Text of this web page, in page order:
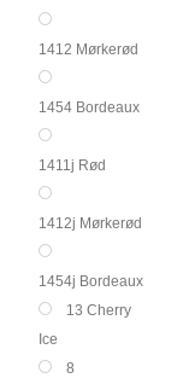
1412 Mørkerød
1454 Bordeaux
1411j Rød
1412j Mørkerød
1454j Bordeaux
13 Cherry
Ice
8